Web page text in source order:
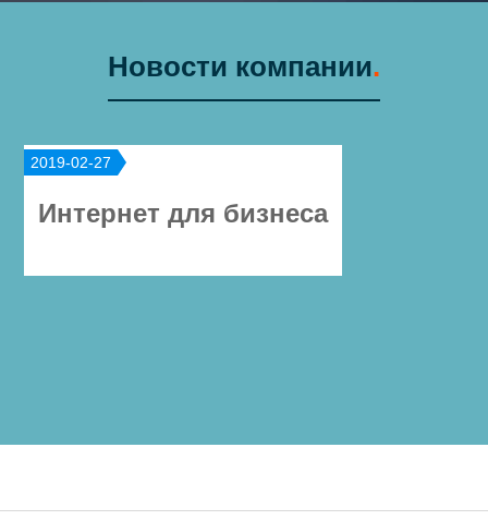
Новости компании.
2019-02-27
Интернет для бизнеса